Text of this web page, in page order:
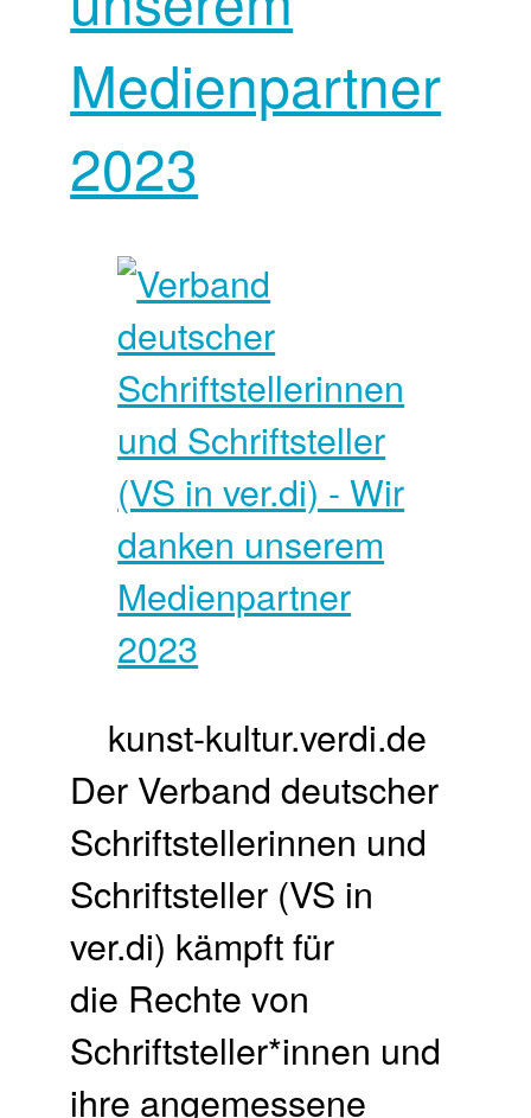
Medienpartner
2023
kunst-kultur.verdi.de
Der Verband deutscher
Schriftstellerinnen und
Schriftsteller (VS in
ver.di) kämpft für
die Rechte von
Schriftsteller*innen und
ihre angemessene